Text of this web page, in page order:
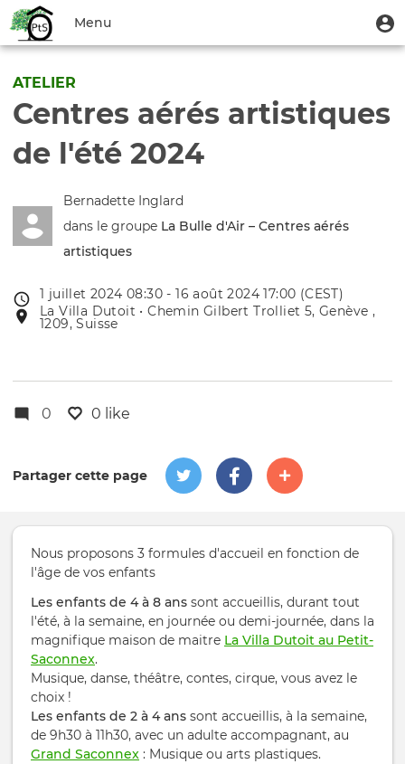
contenu
Menu
du
compte
de
l'utilisateur
Menu
Toggle
ATELIER
Centres aérés artistiques
de l'été 2024
Bernadette Inglard
dans le groupe La Bulle d'Air – Centres aérés
artistiques
Date
de
l'évênement
1 juillet 2024 08:30 - 16 août 2024 17:00 (CEST)
Lieu
de
La Villa Dutoit • Chemin Gilbert Trolliet 5, Genève ,
1209, Suisse
0 0 like
Partager cette page
Nous proposons 3 formules d'accueil en fonction de
l'âge de vos enfants
Les enfants de 4 à 8 ans sont accueillis, durant tout
l'été, à la semaine, en journée ou demi-journée, dans la
magnifique maison de maitre La Villa Dutoit au Petit-
Saconnex.
Musique, danse, théâtre, contes, cirque, vous avez le
choix !
Les enfants de 2 à 4 ans sont accueillis, à la semaine,
de 9h30 à 11h30, avec un adulte accompagnant, au
Grand Saconnex : Musique ou arts plastiques.